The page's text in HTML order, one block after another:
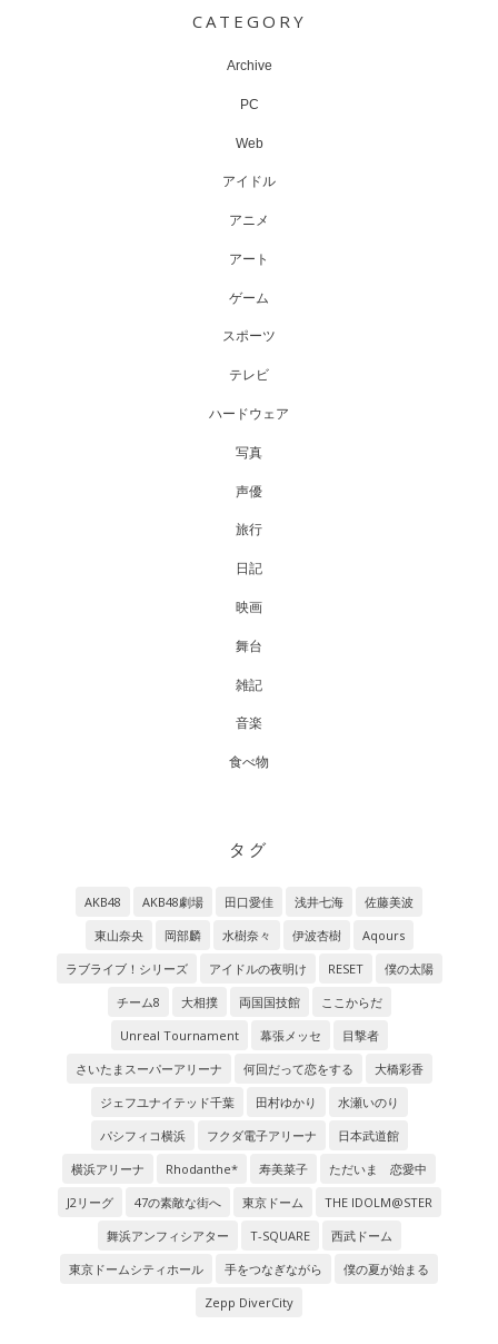
CATEGORY
Archive
PC
Web
アイドル
アニメ
アート
ゲーム
スポーツ
テレビ
ハードウェア
写真
声優
旅行
日記
映画
舞台
雑記
音楽
食べ物
タグ
AKB48 AKB48劇場 田口愛佳 浅井七海
佐藤美波
東山奈央
岡部麟 水樹奈々 伊波杏樹
Aqours
ラブライブ！シリーズ
アイドルの夜明け RESET
僕の太陽
チーム8
大相撲 両国国技館
ここからだ
Unreal Tournament
幕張メッセ
目撃者
さいたまスーパーアリーナ
何回だって恋をする
大橋彩香
ジェフユナイテッド千葉
田村ゆかり
水瀬いのり
パシフィコ横浜
フクダ電子アリーナ
日本武道館
横浜アリーナ
Rhodanthe* 寿美菜子
ただいま 恋愛中
J2リーグ
47の素敵な街へ 東京ドーム
THE IDOLM@STER
舞浜アンフィシアター
T-SQUARE
西武ドーム
東京ドームシティホール
手をつなぎながら
僕の夏が始まる
Zepp DiverCity